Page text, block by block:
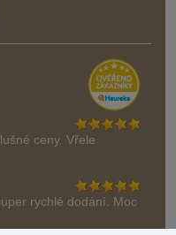
ceny. Vřele
rychlé dodání. Moc